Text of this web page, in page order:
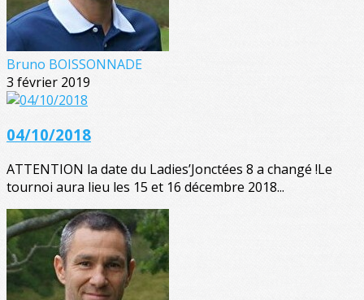
Bruno BOISSONNADE
3 février 2019
04/10/2018
ATTENTION la date du Ladies’Jonctées 8 a changé !Le
tournoi aura lieu les 15 et 16 décembre 2018...